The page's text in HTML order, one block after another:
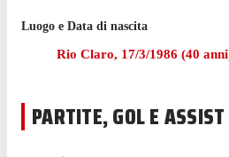
Prima di arrivare a vestire la
Luogo e Data di nascita
Rio Claro, 17/3/1986 (40
PARTITE, GOL E